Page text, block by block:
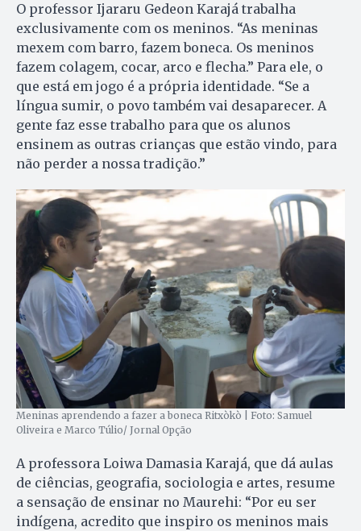
O professor Ijararu Gedeon Karajá trabalha
exclusivamente com os meninos. “As meninas
mexem com barro, fazem boneca. Os meninos
fazem colagem, cocar, arco e flecha.” Para ele, o
que está em jogo é a própria identidade. “Se a
língua sumir, o povo também vai desaparecer. A
gente faz esse trabalho para que os alunos
ensinem as outras crianças que estão vindo, para
não perder a nossa tradição.”
Meninas aprendendo a fazer a boneca Ritxòkò | Foto: Samuel
Oliveira e Marco Túlio/ Jornal Opção
A professora Loiwa Damasia Karajá, que dá aulas
de ciências, geografia, sociologia e artes, resume
a sensação de ensinar no Maurehi: “Por eu ser
indígena, acredito que inspiro os meninos mais